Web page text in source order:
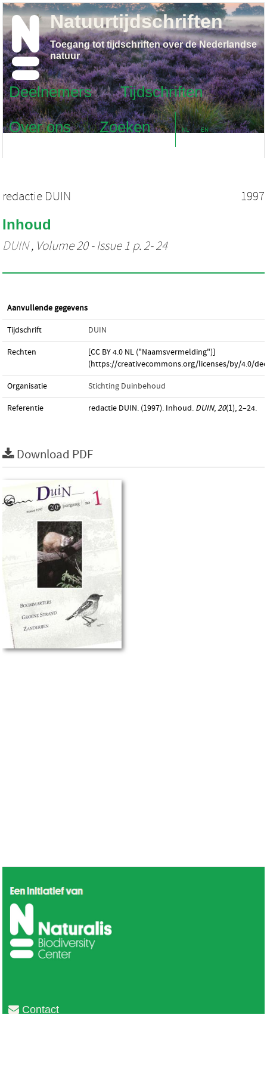
Deelnemers
Tijdschriften
Over ons
Zoeken NL EN
Natuurtijdschriften
Toegang tot tijdschriften over de Nederlandse
natuur
redactie DUIN 1997
Inhoud
DUIN, Volume 20 - Issue 1 p. 2- 24
Aanvullende gegevens
Tijdschrift DUIN
Rechten
[CC BY 4.0 NL ("Naamsvermelding")]
(https://creativecommons.org/licenses/by/4.0/
Organisatie Stichting Duinbehoud
Referentie redactie DUIN. (1997). Inhoud. DUIN,20(1), 2–24.
Download PDF
Contact